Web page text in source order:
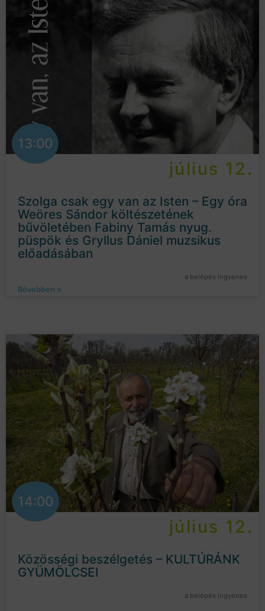
13:00
július 12.
Szolga csak egy van az Isten – Egy óra
Weöres Sándor költészetének
bűvöletében Fabiny Tamás nyug.
püspök és Gryllus Dániel muzsikus
előadásában
a belépés ingyenes
Bővebben »
14:00
július 12.
Közösségi beszélgetés – KULTÚRÁNK
GYÜMÖLCSEI
a belépés ingyenes